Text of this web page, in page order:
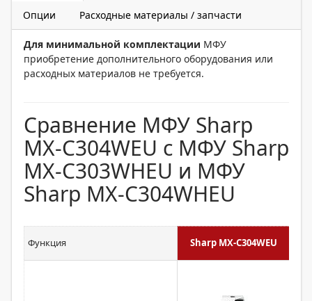
Опции Расходные материалы / запчасти
Для минимальной комплектации МФУ
приобретение дополнительного оборудования или
расходных материалов не требуется.
Сравнение МФУ Sharp
MX-C304WEU с МФУ Sharp
MX-C303WHEU и МФУ
Sharp MX-C304WHEU
Функция Sharp MX-C304WEU